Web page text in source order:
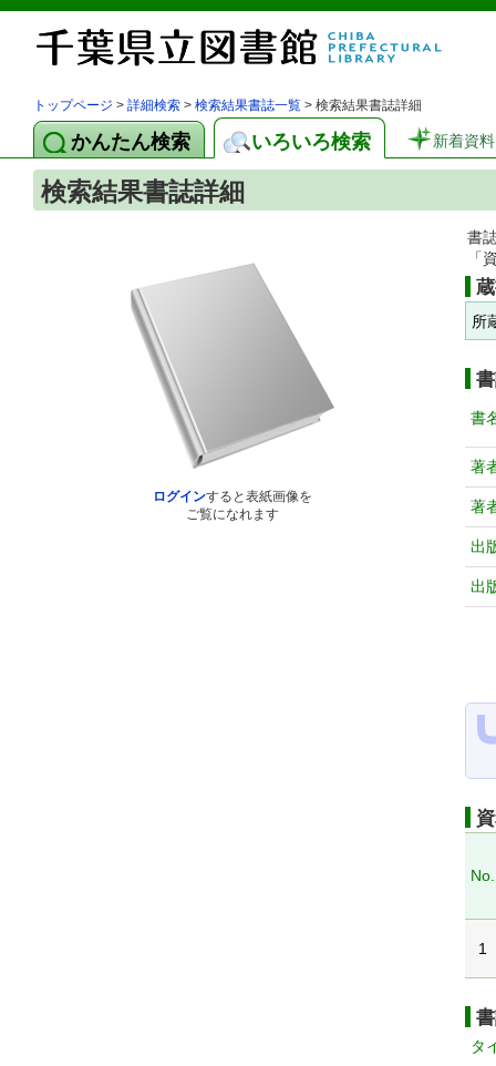
トップページ > 詳細検索 > 検索結果書誌一覧 > 検索結果書誌詳細
かんたん検索 いろいろ検索 新着資料
検索結果書誌詳細
ログインすると表紙画像を
ご覧になれます
書
「
所
書
著
著
出
出
No.
1
タ